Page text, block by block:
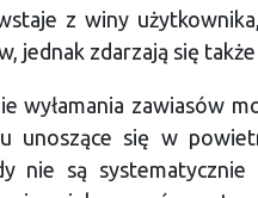
z winy
jednak zdarzają się
wyłamania zawiasów
unoszące się w
nie są